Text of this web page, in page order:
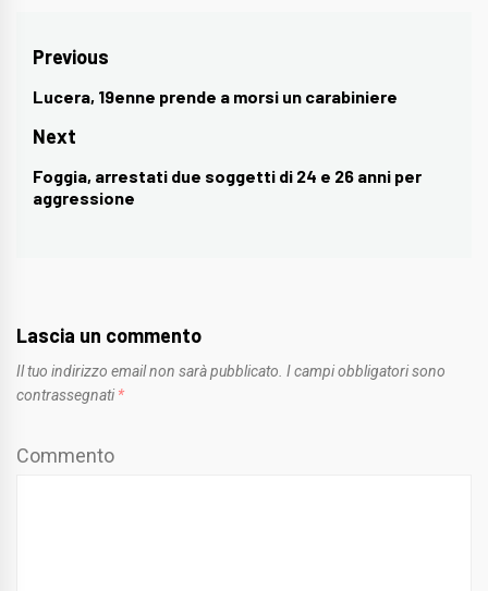
Navigazione
articoli
Previous
Previous
post:
Lucera, 19enne prende a morsi un carabiniere
Next
Next
post:
Foggia, arrestati due soggetti di 24 e 26 anni per
aggressione
Lascia un commento
Il tuo indirizzo email non sarà pubblicato. I campi obbligatori sono
contrassegnati *
Commento